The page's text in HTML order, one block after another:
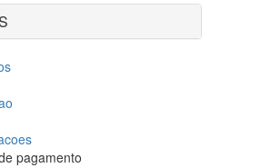
pagamento